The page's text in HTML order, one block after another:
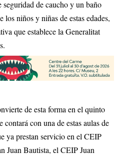
de caucho y un baño
los niños y niñas de estas edades,
que establece la Generalitat
de esta forma en el quinto
con una de estas aulas de
ya prestan servicio en el CEIP
Juan Bautista, el CEIP Juan